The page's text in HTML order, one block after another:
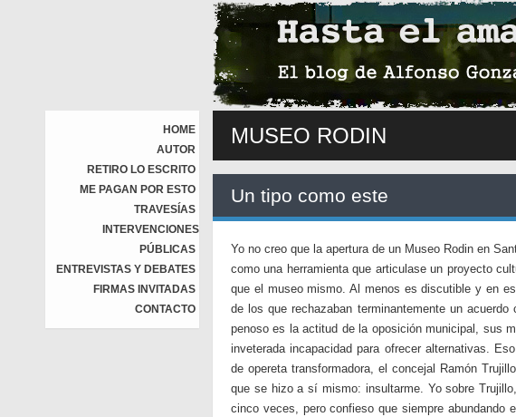
HOME
AUTOR
RETIRO LO ESCRITO
ME PAGAN POR ESTO
TRAVESÍAS
INTERVENCIONES
PÚBLICAS
ENTREVISTAS Y DEBATES
FIRMAS INVITADAS
CONTACTO
MUSEO RODIN
Un tipo como este
Yo no creo que la apertura de un Museo Rodin en
como una herramienta que articulase un proyecto
que el museo mismo. Al menos es discutible y en
de los que rechazaban terminantemente un
penoso es la actitud de la oposición municipal, sus
inveterada incapacidad para ofrecer alternativas.
de opereta transformadora, el concejal Ramón
que se hizo a sí mismo: insultarme. Yo sobre
cinco veces, pero confieso que siempre abundando